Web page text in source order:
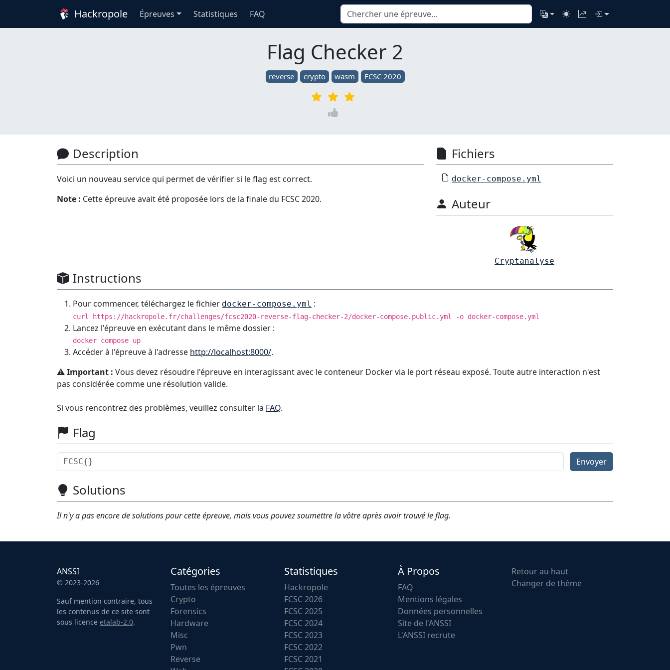
Hackropole Épreuves Statistiques FAQ
Flag Checker 2
reverse crypto wasm FCSC 2020
Description
Voici un nouveau service qui permet de vérifier si le flag est correct.
Note : Cette épreuve avait été proposée lors de la finale du FCSC 2020.
Fichiers
docker-compose.yml
Auteur
Cryptanalyse
Instructions
Pour commencer, téléchargez le fichier docker-compose.yml :
curl https://hackropole.fr/challenges/fcsc2020-reverse-flag-checker-2/docker-compose.public.yml -o docker-compose.yml
Lancez l'épreuve en exécutant dans le même dossier :
docker compose up
Accéder à l'épreuve à l'adresse http://localhost:8000/.
⚠️ Important : Vous devez résoudre l'épreuve en interagissant avec le conteneur Docker via le port réseau exposé. Toute autre interaction n'est
pas considérée comme une résolution valide.
Si vous rencontrez des problèmes, veuillez consulter la FAQ.
Flag
Envoyer
Solutions
Il n'y a pas encore de solutions pour cette épreuve, mais vous pouvez soumettre la vôtre après avoir trouvé le flag.
ANSSI
© 2023-2026
Sauf mention contraire, tous
les contenus de ce site sont
sous licence etalab-2.0.
Catégories
Toutes les épreuves
Crypto
Forensics
Hardware
Misc
Pwn
Reverse
Statistiques
Hackropole
FCSC 2026
FCSC 2025
FCSC 2024
FCSC 2023
FCSC 2022
FCSC 2021
À Propos
FAQ
Mentions légales
Données personnelles
Site de l'ANSSI
L'ANSSI recrute
Retour au haut
Changer de thème